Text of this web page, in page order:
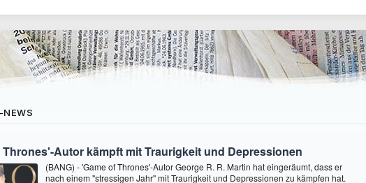
NEWS
Thrones'-Autor kämpft mit Traurigkeit und Depressionen
(BANG) - 'Game of Thrones'-Autor George R. R. Martin hat eingeräumt, dass er
nach einem "stressigen Jahr" mit Traurigkeit und Depressionen zu kämpfen hat.